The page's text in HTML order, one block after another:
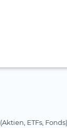
(Aktien, ETFs,